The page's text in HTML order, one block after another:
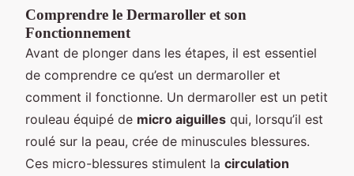
Comprendre le Dermaroller et son
Fonctionnement
Avant de plonger dans les étapes, il est essentiel
de comprendre ce qu’est un dermaroller et
comment il fonctionne. Un dermaroller est un petit
rouleau équipé de micro aiguilles qui, lorsqu’il est
roulé sur la peau, crée de minuscules blessures.
Ces micro-blessures stimulent la circulation